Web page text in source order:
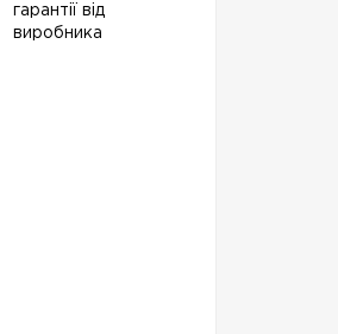
гарантії від
виробника